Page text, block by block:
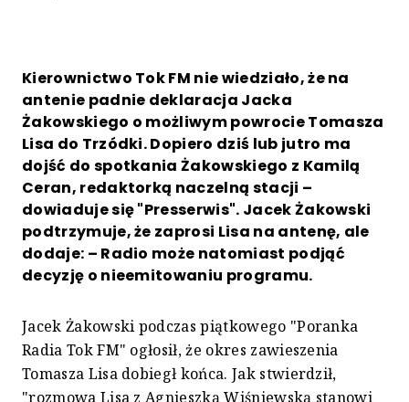
Kierownictwo Tok FM nie wiedziało, że na
antenie padnie deklaracja Jacka
Żakowskiego o możliwym powrocie Tomasza
Lisa do Trzódki. Dopiero dziś lub jutro ma
dojść do spotkania Żakowskiego z Kamilą
Ceran, redaktorką naczelną stacji –
dowiaduje się "Presserwis". Jacek Żakowski
podtrzymuje, że zaprosi Lisa na antenę, ale
dodaje: – Radio może natomiast podjąć
decyzję o nieemitowaniu programu.
Jacek Żakowski podczas piątkowego "Poranka
Radia Tok FM" ogłosił, że okres zawieszenia
Tomasza Lisa dobiegł końca. Jak stwierdził,
"rozmowa Lisa z Agnieszką Wiśniewską stanowi